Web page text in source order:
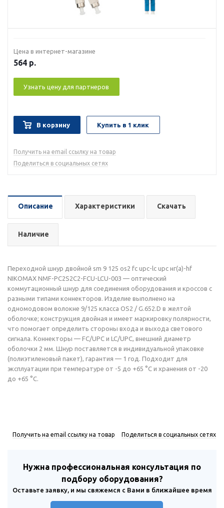
Цена в интернет-магазине
564 р.
Узнать цену для партнеров
В корзину Купить в 1 клик
Получить на email ссылку на товар
Поделиться в социальных сетях
Описание Характеристики Скачать
Наличие
Переходной шнур двойной sm 9 125 os2 fc upc-lc upc нг(а)-hf
NIKOMAX NMF-PC2S2C2-FCU-LCU-003 — оптический
коммутационный шнур для соединения оборудования и кроссов с
разными типами коннекторов. Изделие выполнено на
одномодовом волокне 9/125 класса OS2 / G.652.D в желтой
оболочке; конструкция двойная и имеет маркировку полярности,
что помогает определить стороны входа и выхода светового
сигнала. Коннекторы — FC/UPC и LC/UPC, внешний диаметр
оболочки 2 мм. Шнур поставляется в индивидуальной упаковке
(полиэтиленовый пакет), гарантия — 1 год. Подходит для
эксплуатации при температуре от -5 до +65 °C и хранения от -20
до +65 °C.
Получить на email ссылку на товар Поделиться в социальных сетях
Нужна профессиональная консультация по
подбору оборудования?
Оставьте заявку, и мы свяжемся с Вами в ближайшее время